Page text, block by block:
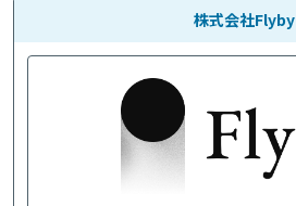
株式会社Flyby